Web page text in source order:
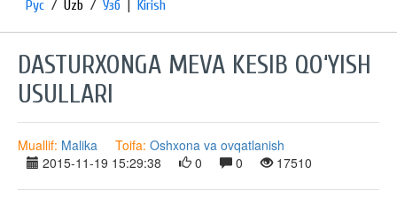
Рус / Uzb / Узб | Kirish
DASTURXONGA MEVA KESIB QO‘YISH
USULLARI
Muallif: Malika Toifa: Oshxona va ovqatlanish
2015-11-19 15:29:38
0 0 17510